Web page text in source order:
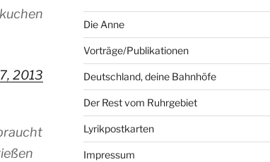
2013
Die Anne
Vorträge/Publikationen
Deutschland, deine Bahnhöfe
Der Rest vom Ruhrgebiet
Lyrikpostkarten
Impressum